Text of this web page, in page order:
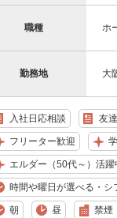
職種 ホ
勤務地 大
入社日応相談 友
フリーター歓迎
エルダー（50代～）活躍
時間や曜日が選べる・シ
朝 昼 禁煙